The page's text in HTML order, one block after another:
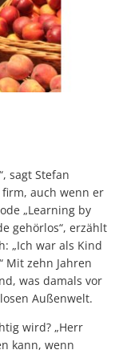
sagt Stefan
auch wenn er
„Learning by
gehörlos“, erzählt
„Ich war als Kind
Mit zehn Jahren
was damals vor
Außenwelt.
wird? „Herr
kann, wenn